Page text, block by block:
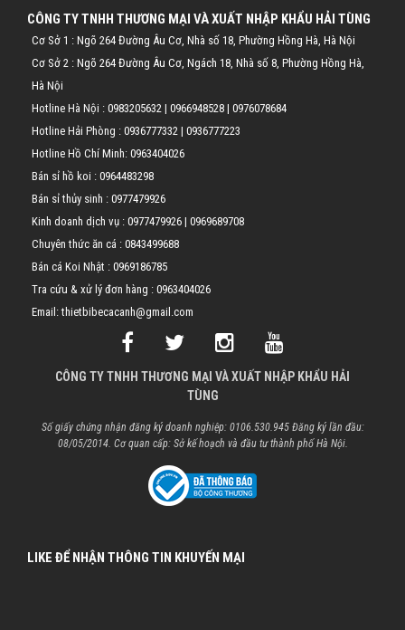
CÔNG TY TNHH THƯƠNG MẠI VÀ XUẤT NHẬP KHẨU HẢI TÙNG
Cơ Sở 1 : Ngõ 264 Đường Âu Cơ, Nhà số 18, Phường Hồng Hà, Hà Nội
Cơ Sở 2 : Ngõ 264 Đường Âu Cơ, Ngách 18, Nhà số 8, Phường Hồng Hà,
Hà Nội
Hotline Hà Nội : 0983205632 | 0966948528 | 0976078684
Hotline Hải Phòng : 0936777332 | 0936777223
Hotline Hồ Chí Minh: 0963404026
Bán sỉ hồ koi : 0964483298
Bán sỉ thủy sinh : 0977479926
Kinh doanh dịch vụ : 0977479926 | 0969689708
Chuyên thức ăn cá : 0843499688
Bán cá Koi Nhật : 0969186785
Tra cứu & xử lý đơn hàng : 0963404026
Email: thietbibecacanh@gmail.com
CÔNG TY TNHH THƯƠNG MẠI VÀ XUẤT NHẬP KHẨU HẢI
TÙNG
Số giấy chứng nhận đăng ký doanh nghiệp: 0106.530.945 Đăng ký lần đầu:
08/05/2014. Cơ quan cấp: Sở kế hoạch và đầu tư thành phố Hà Nội.
LIKE ĐỂ NHẬN THÔNG TIN KHUYẾN MẠI